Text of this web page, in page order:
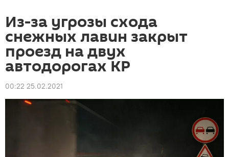
Из-за угрозы схода
снежных лавин закрыт
проезд на двух
автодорогах КР
00:22 25.02.2021